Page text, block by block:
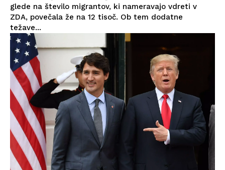
glede na število migrantov, ki nameravajo vdreti v
ZDA, povečala že na 12 tisoč. Ob tem dodatne
težave...